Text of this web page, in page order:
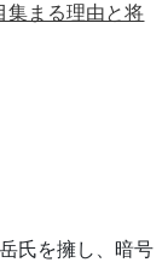
集まる理由と将
氏を擁し、暗号